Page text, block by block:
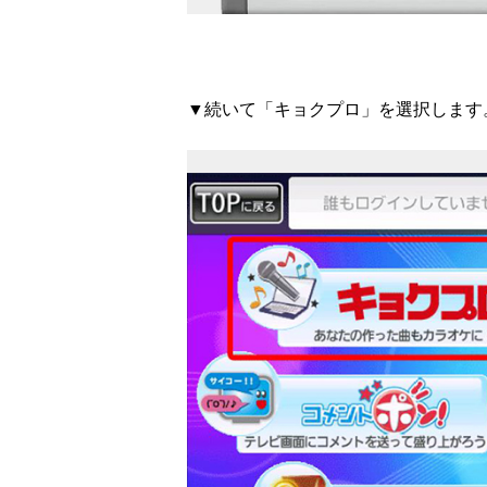
▼続いて「キョクプロ」を選択します